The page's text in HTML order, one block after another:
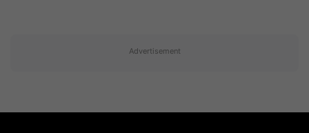
Advertisement